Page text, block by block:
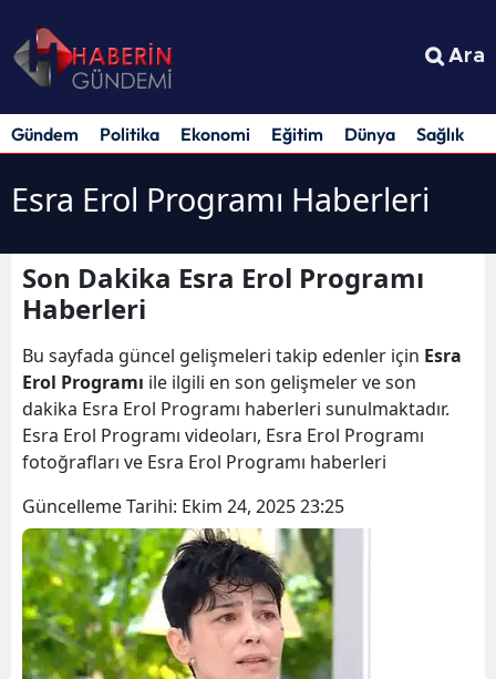
Ara
Gündem Politika Ekonomi Eğitim Dünya Sağlık
Esra Erol Programı Haberleri
Son Dakika Esra Erol Programı
Haberleri
Bu sayfada güncel gelişmeleri takip edenler için Esra
Erol Programı ile ilgili en son gelişmeler ve son
dakika Esra Erol Programı haberleri sunulmaktadır.
Esra Erol Programı videoları, Esra Erol Programı
fotoğrafları ve Esra Erol Programı haberleri
Güncelleme Tarihi: Ekim 24, 2025 23:25